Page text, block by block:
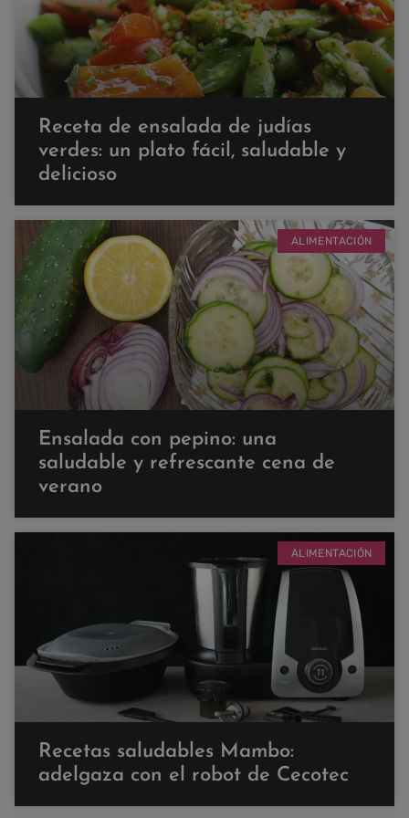
Receta de ensalada de judías
verdes: un plato fácil, saludable y
delicioso
ALIMENTACIÓN
Ensalada con pepino: una
saludable y refrescante cena de
verano
ALIMENTACIÓN
Recetas saludables Mambo:
adelgaza con el robot de Cecotec